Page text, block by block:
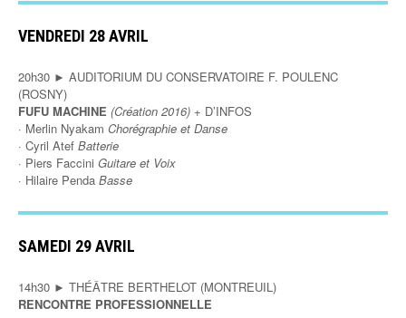
VENDREDI 28 AVRIL
20h30 ► AUDITORIUM DU CONSERVATOIRE F. POULENC
(ROSNY)
FUFU MACHINE (Création 2016) + D’INFOS
· Merlin Nyakam Chorégraphie et Danse
· Cyril Atef Batterie
· Piers Faccini Guitare et Voix
· Hilaire Penda Basse
SAMEDI 29 AVRIL
14h30 ► THÉÂTRE BERTHELOT (MONTREUIL)
RENCONTRE PROFESSIONNELLE